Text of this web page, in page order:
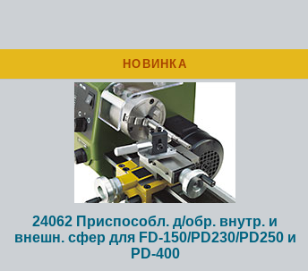
НОВИНКА
24062 Приспособл. д/обр. внутр. и
внешн. сфер для FD-150/PD230/PD250 и
PD-400